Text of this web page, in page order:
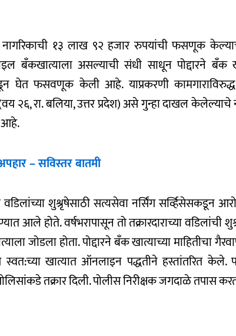
१३ लाख ९२ हजार रुपयांची फस‌णूक
बँकखात्याला असल्याची संधी साधून पोद्दारने बँक
घेत फसवणूक केली आहे. याप्रकरणी
२६, रा. बलिया, उत्तर प्रदेश) असे गुन्हा दाखल
आहे.
– सविस्तर बातमी
वडिलांच्या शुश्रृषेसाठी सत्यसेवा नर्सिंग सर्व्हिसेसकडून
आले होते. वर्षभरापासून तो तक्रारदाराच्या वडिलांची
जोडला होता. पोद्दारने बँक खात्याच्या माहितीचा
खात्यात ऑनलाइन पद्धतीने हस्तांतरित
तक्रार दिली. पोलीस निरीक्षक जगदाळे तपास